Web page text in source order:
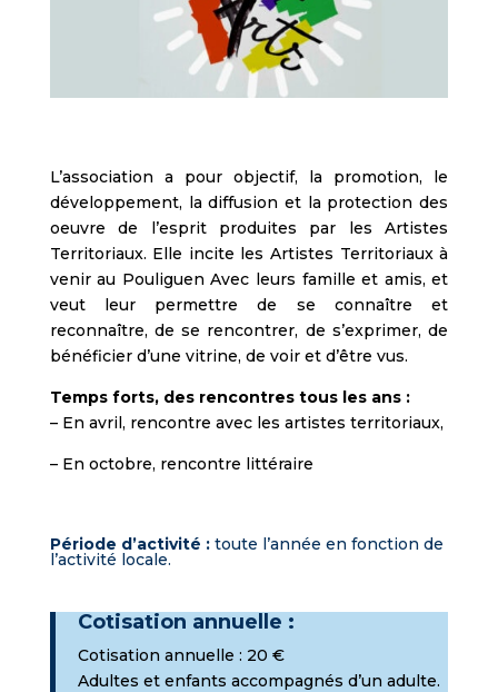
L’association a pour objectif, la promotion, le
développement, la diffusion et la protection des
oeuvre de l’esprit produites par les Artistes
Territoriaux. Elle incite les Artistes Territoriaux à
venir au Pouliguen Avec leurs famille et amis, et
veut leur permettre de se connaître et
reconnaître, de se rencontrer, de s’exprimer, de
bénéficier d’une vitrine, de voir et d’être vus.
Temps forts, des rencontres tous les ans :
– En avril, rencontre avec les artistes territoriaux,
– En octobre, rencontre littéraire
Période d’activité :toute l’année en fonction de
l’activité locale.
Cotisation annuelle :
Cotisation annuelle : 20 €
Adultes et enfants accompagnés d’un adulte.